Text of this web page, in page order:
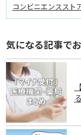
コンビニエンススト
気になる記事で